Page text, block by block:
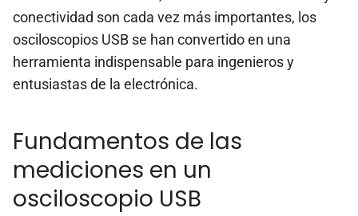
conectividad son cada vez más importantes, los
osciloscopios USB se han convertido en una
herramienta indispensable para ingenieros y
entusiastas de la electrónica.
Fundamentos de las
mediciones en un
osciloscopio USB